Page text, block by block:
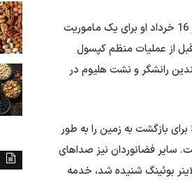
طبق برنامه ریزی ها قرار بود ویلیامز برای مدت کوتاهی در ایستگاه فضایی بماند. کپسول استارلاینر 16 خرداد او برای یک ماموریت
قبل از عملیات منظم کپسول
رانشگر و نشت هلیوم در
این کپسول با یک ساعت تاخیر به ایستگاه فضایی متصل شد، اما ناسا و بوئینگ توانایی Starliner برای بازگشت به زمین را به طور
سایر فضانوردان نیز صداهای
بوئینگ شنیده شد، خدمه